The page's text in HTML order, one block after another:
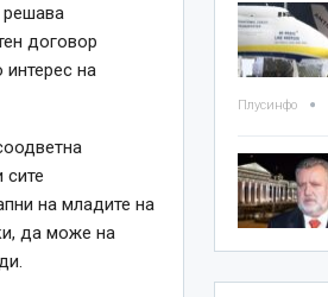
решава
договор
на
сите
на младите на
да може на
Плусинфо